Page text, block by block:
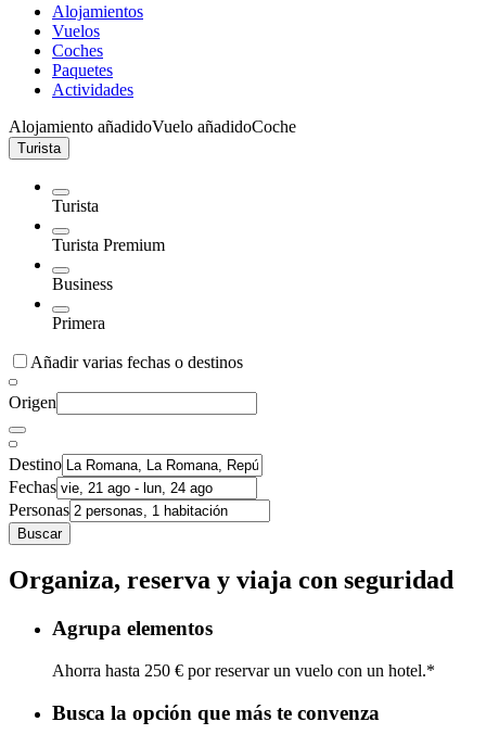
Alojamientos
Vuelos
Coches
Paquetes
Actividades
Alojamiento añadidoVuelo añadidoCoche
Turista
Turista
Turista Premium
Business
Primera
Añadir varias fechas o destinos
Origen
Destino
Fechas
Personas
Buscar
Organiza, reserva y viaja con seguridad
Agrupa elementos
Ahorra hasta 250 € por reservar un vuelo con un hotel.*
Busca la opción que más te convenza